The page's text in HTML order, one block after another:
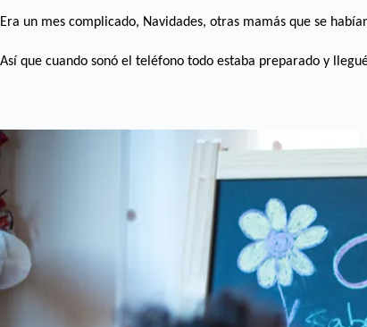
Era un mes complicado, Navidades, otras mamás que se
Así que cuando sonó el teléfono todo estaba preparado y